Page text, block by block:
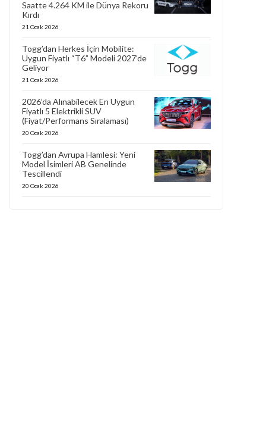
Saatte 4.264 KM ile Dünya Rekoru
Kırdı
21 Ocak 2026
Togg’dan Herkes İçin Mobilite:
Uygun Fiyatlı “T6” Modeli 2027’de
Geliyor
21 Ocak 2026
2026’da Alınabilecek En Uygun
Fiyatlı 5 Elektrikli SUV
(Fiyat/Performans Sıralaması)
20 Ocak 2026
Togg’dan Avrupa Hamlesi: Yeni
Model İsimleri AB Genelinde
Tescillendi
20 Ocak 2026